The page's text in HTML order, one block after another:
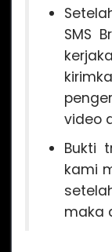
SMS
video
Bukti
kami
maka